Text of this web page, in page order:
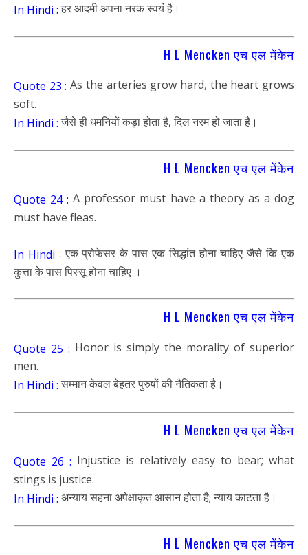
In Hindi :हर आदमी अपना नरक स्वयं है।
H L Mencken एच एल मेंकेन
Quote 23 : As the arteries grow hard, the heart grows
soft.
In Hindi :जैसे ही धमनियों कड़ा होता है, दिल नरम हो जाता है।
H L Mencken एच एल मेंकेन
Quote 24 : A professor must have a theory as a dog
must have fleas.
In Hindi : एक प्रोफेसर के पास एक सिद्धांत होना चाहिए जैसे कि एक
कुत्ता के पास पिस्सू होना चाहिए ।
H L Mencken एच एल मेंकेन
Quote 25 : Honor is simply the morality of superior
men.
In Hindi :सम्मान केवल बेहतर पुरुषों की नैतिकता है।
H L Mencken एच एल मेंकेन
Quote 26 : Injustice is relatively easy to bear; what
stings is justice.
In Hindi : अन्याय सहना अपेक्षाकृत आसान होता है; न्याय काटता है।
H L Mencken एच एल मेंकेन